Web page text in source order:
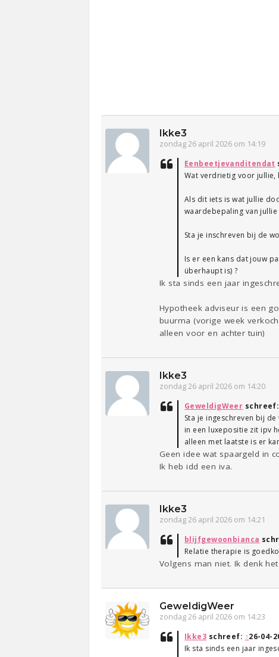
Ikke3
zondag 26 april 2026 om 14:19
Eenbeetjevanditendat
Wat verdrietig voor jullie,
Als dit iets is wat jullie
waardebepaling van
Sta je inschreven bij de
Is er een kans dat jouw
überhaupt is) ?
Ik sta sinds een jaar
Hypotheek adviseur is een
buurma (vorige week
alleen voor en achter tuin)
Ikke3
zondag 26 april 2026 om 14:20
GeweldigWeer schreef:
Sta je ingeschreven bij
in een luxepositie zit ipv
alleen met laatste is er
Geen idee wat spaargeld in
Ik heb idd een iva.
Ikke3
zondag 26 april 2026 om 14:21
blijfgewoonbianca
Relatie therapie is
Volgens man niet. Ik denk
GeweldigWeer
zondag 26 april 2026 om 14:23
Ikke3 schreef: ↑26-04-
Ik sta sinds een jaar